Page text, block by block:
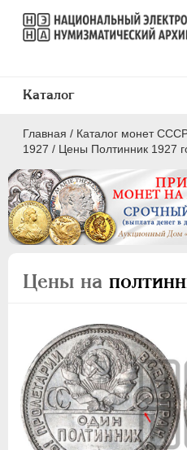
Главная / Каталог монет
1927 / Цены Полтинник 1927
Цены на
Каталог
ПОЛКОПЕЙКИ
2 КОПЕЙКИ
5 КОПЕЕК
10 КОПЕЕК
15 КОПЕЕК
20 КОПЕЕК
50 КОПЕЕК
ПОЛТИННИК